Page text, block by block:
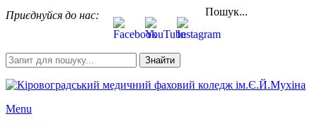
Приєднуйся до нас: Пошук...
Знайти
Menu